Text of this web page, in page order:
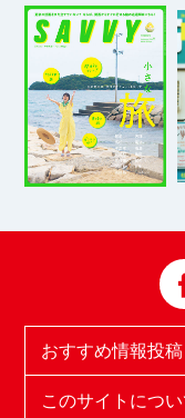
おすすめ情報投稿
このサイトについ